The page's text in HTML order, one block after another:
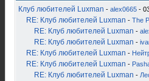
Клуб любителей Luxman - alex0665 -
RE: Клуб любителей Luxman - The
RE: Клуб любителей Luxman -
RE: Клуб любителей Luxman -
RE: Клуб любителей Luxman -
RE: Клуб любителей Luxman -
RE: Клуб любителей Luxman -